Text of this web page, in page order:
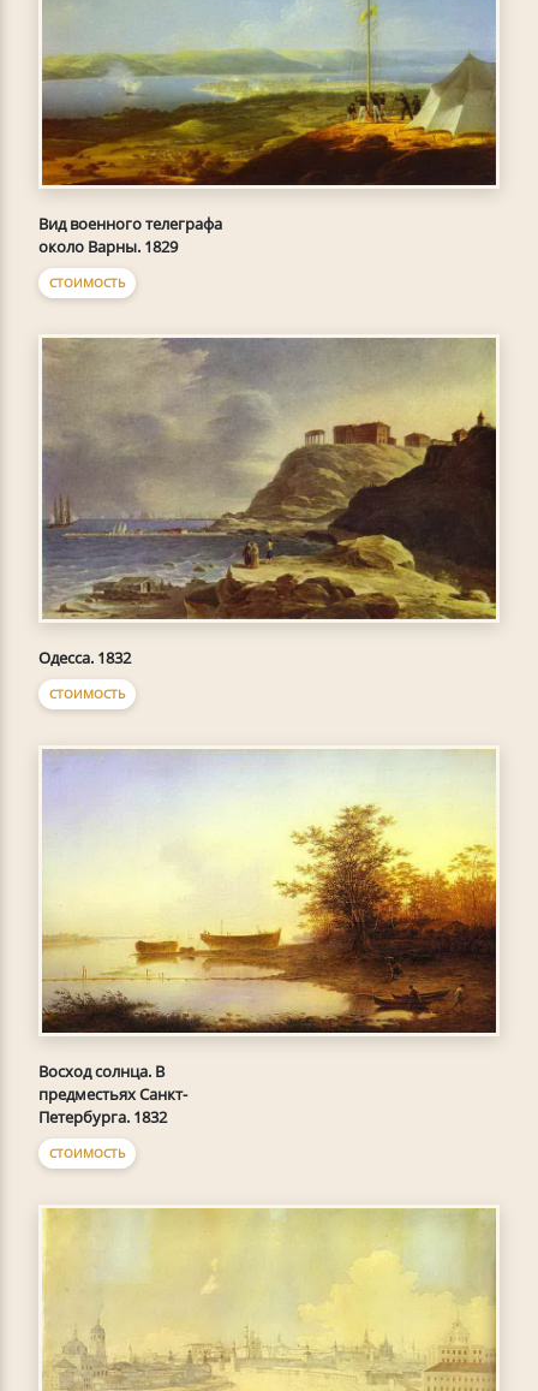
Вид военного телеграфа
около Варны. 1829
СТОИМОСТЬ
Одесса. 1832
СТОИМОСТЬ
Восход солнца. В
предместьях Санкт-
Петербурга. 1832
СТОИМОСТЬ